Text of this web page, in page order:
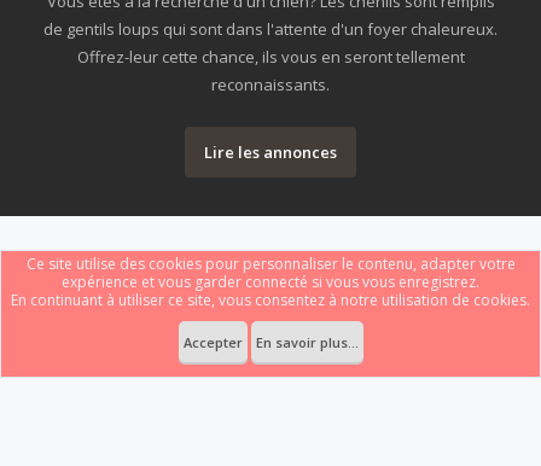
de gentils loups qui sont dans l'attente d'un foyer chaleureux.
Offrez-leur cette chance, ils vous en seront tellement
reconnaissants.
Lire les annonces
Forum software by XenForo® Le forum est hébergé par
Some XenForo functionality crafted by
Ce site utilise des cookies pour personnaliser le contenu, adapter votre
expérience et vous garder connecté si vous vous enregistrez.
En continuant à utiliser ce site, vous consentez à notre utilisation de cookies.
Accepter En savoir plus...